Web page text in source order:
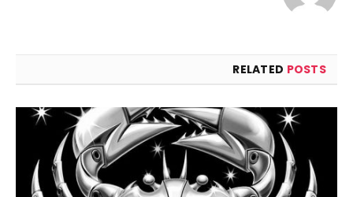
RELATED POSTS